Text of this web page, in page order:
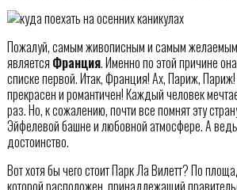
Пожалуй, самым живописным и самым
является Франция. Именно по этой причине
списке первой. Итак, Франция! Ах, Париж,
прекрасен и романтичен! Каждый человек
раз. Но, к сожалению, почти все помнят эту
Эйфелевой башне и любовной атмосфере. А
достоинство.
Вот хотя бы чего стоит Парк Ла Вилетт? По
которой расположен, принадлежащий